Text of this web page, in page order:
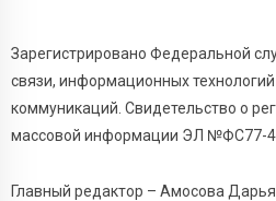
школьники из Твери и
ради диалога культур
7 Авг 2026 09:02 204
здоровый образ жизни и
Зарегистрировано Федеральной
связи, информационных
коммуникаций. Свидетельство о
массовой информации ЭЛ №ФС77-
Главный редактор – Амосова